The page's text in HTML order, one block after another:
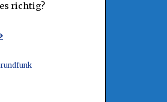
richtig?